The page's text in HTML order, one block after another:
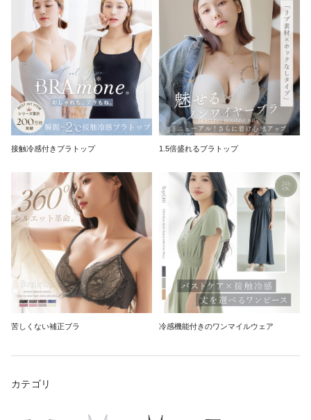
接触冷感付きブラトップ 1.5倍盛れるブラトップ
苦しくない補正ブラ 冷感機能付きのワンマイルウェア
カテゴリ